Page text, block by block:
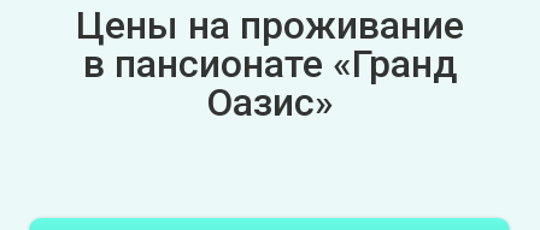
Цены на проживание
в пансионате «Гранд
Оазис»